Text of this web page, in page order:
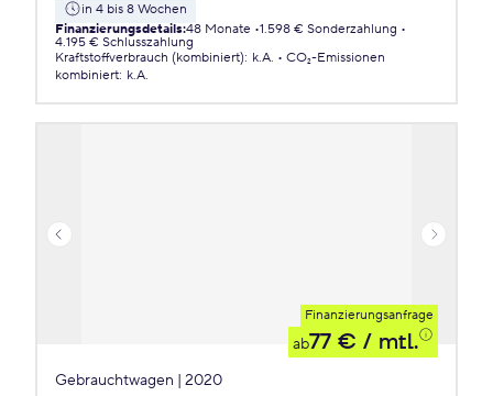
in 4 bis 8 Wochen
Finanzierungsdetails:48 Monate 1.598 € Sonderzahlung
4.195 € Schlusszahlung
Kraftstoffverbrauch (kombiniert): k.A.
CO₂-Emissionen
kombiniert: k.A.
Finanzierungsanfrage
ab77 € / mtl.
Gebrauchtwagen | 2020